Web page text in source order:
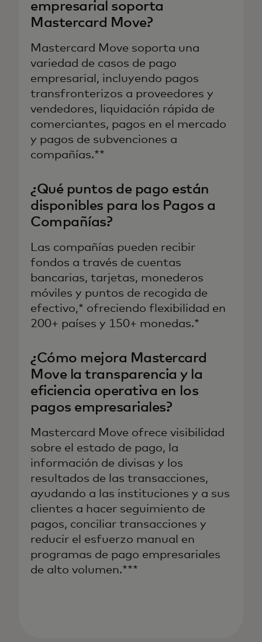
empresarial soporta
Mastercard Move?
Mastercard Move soporta una
variedad de casos de pago
empresarial, incluyendo pagos
transfronterizos a proveedores y
vendedores, liquidación rápida de
comerciantes, pagos en el mercado
y pagos de subvenciones a
compañías.**
¿Qué puntos de pago están
disponibles para los Pagos a
Compañías?
Las compañías pueden recibir
fondos a través de cuentas
bancarias, tarjetas, monederos
móviles y puntos de recogida de
efectivo,* ofreciendo flexibilidad en
200+ países y 150+ monedas.*
¿Cómo mejora Mastercard
Move la transparencia y la
eficiencia operativa en los
pagos empresariales?
Mastercard Move ofrece visibilidad
sobre el estado de pago, la
información de divisas y los
resultados de las transacciones,
ayudando a las instituciones y a sus
clientes a hacer seguimiento de
pagos, conciliar transacciones y
reducir el esfuerzo manual en
programas de pago empresariales
de alto volumen.***